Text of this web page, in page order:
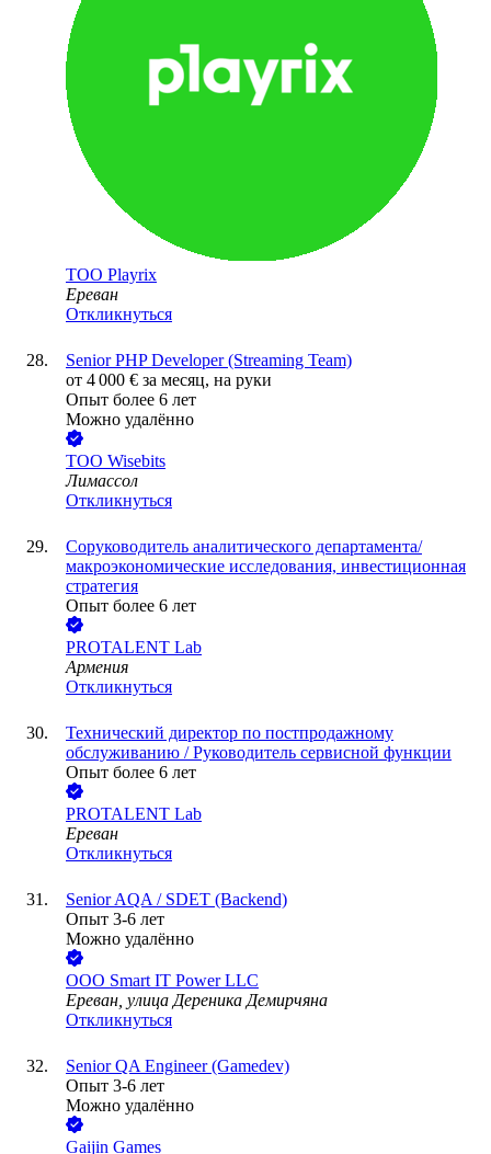
ТОО Playrix
Ереван
Откликнуться
Senior PHP Developer (Streaming Team)
от 4 000 € за месяц, на руки
Опыт более 6 лет
Можно удалённо
ТОО Wisebits
Лимассол
Откликнуться
Соруководитель аналитического департамента/
макроэкономические исследования, инвестиционная
стратегия
Опыт более 6 лет
PROTALENT Lab
Армения
Откликнуться
Технический директор по постпродажному
обслуживанию / Руководитель сервисной функции
Опыт более 6 лет
PROTALENT Lab
Ереван
Откликнуться
Senior AQA / SDET (Backend)
Опыт 3-6 лет
Можно удалённо
ООО Smart IT Power LLC
Ереван, улица Дереника Демирчяна
Откликнуться
Senior QA Engineer (Gamedev)
Опыт 3-6 лет
Можно удалённо
Gaijin Games